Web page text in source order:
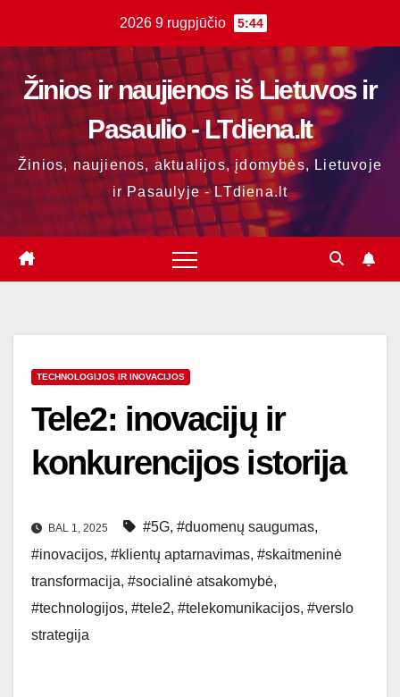
content
2026 9 rugpjūčio 5:44
Žinios ir naujienos iš Lietuvos ir
Pasaulio - LTdiena.lt
Žinios, naujienos, aktualijos, įdomybės, Lietuvoje
ir Pasaulyje - LTdiena.lt
TECHNOLOGIJOS IR INOVACIJOS
Tele2: inovacijų ir
konkurencijos istorija
BAL 1, 2025 #5G, #duomenų saugumas,
#inovacijos, #klientų aptarnavimas, #skaitmeninė
transformacija, #socialinė atsakomybė,
#technologijos, #tele2, #telekomunikacijos, #verslo
strategija